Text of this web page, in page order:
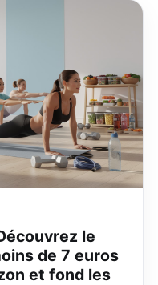
le
de 7 euros
et fond les